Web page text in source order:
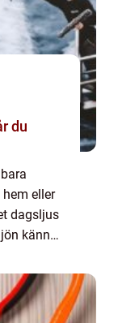
eller
dagsljus
känns.
...